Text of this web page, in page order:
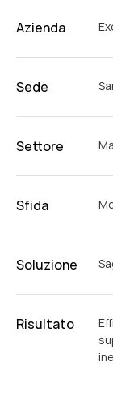
Azienda
Sede
Settore
Sfida
Soluzione
Risultato